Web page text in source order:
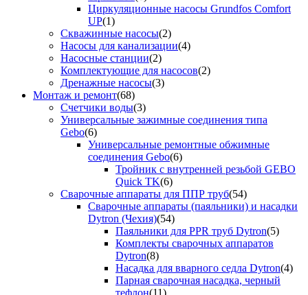
Циркуляционные насосы Grundfos Comfort
UP(1)
Скважинные насосы(2)
Насосы для канализации(4)
Насосные станции(2)
Комплектующие для насосов(2)
Дренажные насосы(3)
Монтаж и ремонт(68)
Счетчики воды(3)
Универсальные зажимные соединения типа
Gebo(6)
Универсальные ремонтные обжимные
соединения Gebo(6)
Тройник с внутренней резьбой GEBO
Quick TK(6)
Сварочные аппараты для ППР труб(54)
Сварочные аппараты (паяльники) и насадки
Dytron (Чехия)(54)
Паяльники для PPR труб Dytron(5)
Комплекты сварочных аппаратов
Dytron(8)
Насадка для вварного седла Dytron(4)
Парная сварочная насадка, черный
тефлон(11)